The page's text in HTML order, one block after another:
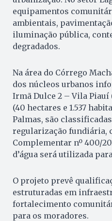
equipamentos
ambientais,
iluminação pública,
degradados.
Na área do Córrego
dos núcleos urbanos
Irmã Dulce 2 – Vila Piauí
(40 hectares e 1.537
Palmas, são
regularização fundiária,
Complementar nº 400/
d’água será utilizada
O projeto prevê
estruturadas em
fortalecimento
para os moradores.